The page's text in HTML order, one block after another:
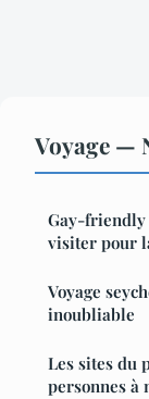
Voyage —
Gay-friendly
visiter pour
Voyage
inoubliable
Les sites du
personnes